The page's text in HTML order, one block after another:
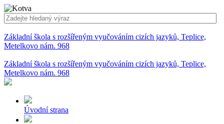
Základní škola s rozšířeným vyučováním cizích jazyků, Teplice,
Metelkovo nám. 968
Základní škola s rozšířeným vyučováním cizích jazyků, Teplice,
Metelkovo nám. 968
Úvodní strana